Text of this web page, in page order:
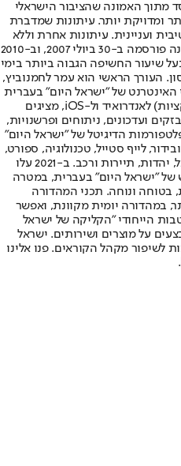
מתוך האמונה שהציבור הישראלי
ומדויקת יותר. עיתונות שמדברת
ועניינית. עיתונות אחרת וללא
תשלום. המהדורה המודפסת הראשונה פורסמה ב-30 ביולי 2007, וב-2010
שיעור החשיפה הגבוה ביותר בימי
העורך הראשי הוא עמר לחמנוביץ,
האינטרנט של "ישראל היום" בעברית
ובאנגלית, כמו כן היישומונים (אפליקציות) לאנדרואיד ול-iOS, מציגים
ועדכונים, ניתוחים ופרשנויות,
הדיגיטל של "ישראל היום"
לייף סטייל, טכנולוגיה, ספורט,
כלכלה וצרכנות, בריאות, חיילים, אוכל, יהדות, תיירות ורכב. ב-2021 עלו
של "ישראל היום" בעברית, במטרה
בטוחה ונוחה. תכני המהדורה
במהדורה יומית מקוונת, ואפשר
הייחודי "הקליקה של ישראל
על מוצרים ושירותים. ישראל
לשיפור מקהל הקוראים. פנו אלינו